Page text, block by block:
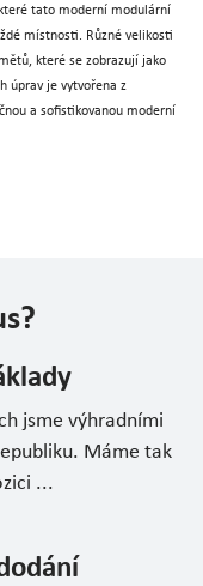
tato moderní modulární
místnosti. Různé velikosti
které se zobrazují jako
úprav je vytvořena z
a sofistikovanou moderní
jsme výhradními
Máme tak
...